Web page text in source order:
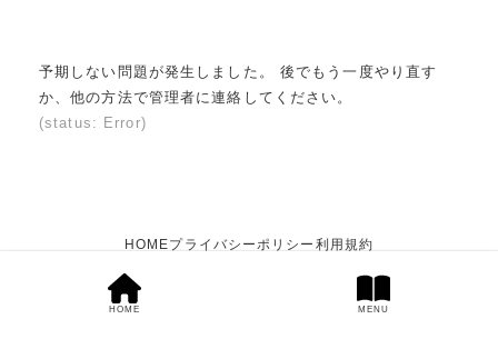
予期しない問題が発生しました。 後でもう一度やり直す
か、他の方法で管理者に連絡してください。
(status: Error)
HOMEプライバシーポリシー 利用規約
HOME MENU